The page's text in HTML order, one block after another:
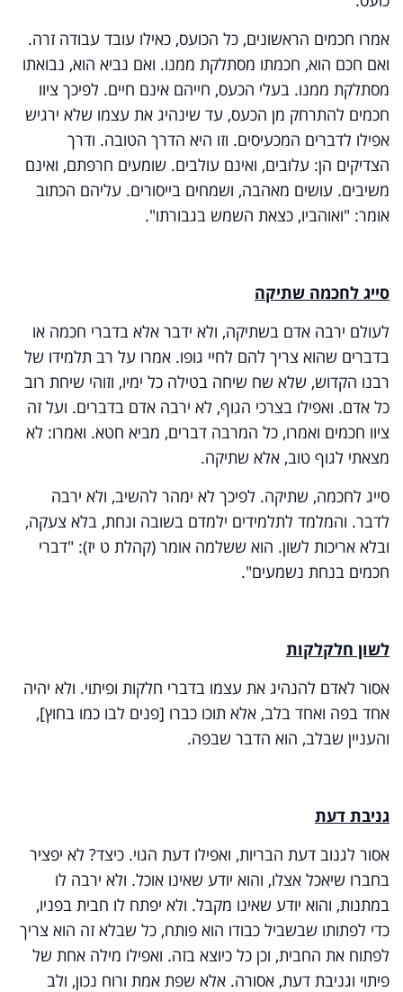
אמרו חכמים הראשונים, כל הכועס, כאילו עובד עבודה זרה.
ואם חכם הוא, חכמתו מסתלקת ממנו. ואם נביא הוא, נבואתו
מסתלקת ממנו. בעלי הכעס, חייהם אינם חיים. לפיכך ציוו
חכמים להתרחק מן הכעס, עד שינהיג את עצמו שלא ירגיש
אפילו לדברים המכעיסים. וזו היא הדרך הטובה. ודרך
הצדיקים הן: עלובים, ואינם עולבים. שומעים חרפתם, ואינם
משיבים. עושים מאהבה, ושמחים בייסורים. עליהם הכתוב
אומר: "ואוהביו, כצאת השמש בגבורתו".
סייג לחכמה שתיקה
לעולם ירבה אדם בשתיקה, ולא ידבר אלא בדברי חכמה או
בדברים שהוא צריך להם לחיי גופו. אמרו על רב תלמידו של
רבנו הקדוש, שלא שח שיחה בטילה כל ימיו, וזוהי שיחת רוב
כל אדם. ואפילו בצרכי הגוף, לא ירבה אדם בדברים. ועל זה
ציוו חכמים ואמרו, כל המרבה דברים, מביא חטא. ואמרו: לא
מצאתי לגוף טוב, אלא שתיקה.
סייג לחכמה, שתיקה. לפיכך לא ימהר להשיב, ולא ירבה
לדבר. והמלמד לתלמידים ילמדם בשובה ונחת, בלא צעקה,
ובלא אריכות לשון. הוא ששלמה אומר (קהלת ט יז): "דברי
חכמים בנחת נשמעים".
לשון חלקלקות
אסור לאדם להנהיג את עצמו בדברי חלקות ופיתוי. ולא יהיה
אחד בפה ואחד בלב, אלא תוכו כברו [פנים לבו כמו בחוץ],
והעניין שבלב, הוא הדבר שבפה.
גניבת דעת
אסור לגנוב דעת הבריות, ואפילו דעת הגוי. כיצד? לא יפציר
בחברו שיאכל אצלו, והוא יודע שאינו אוכל. ולא ירבה לו
במתנות, והוא יודע שאינו מקבל. ולא יפתח לו חבית בפניו,
כדי לפתותו שבשביל כבודו הוא פותח, כל שבלא זה הוא צריך
לפתוח את החבית, וכן כל כיוצא בזה. ואפילו מילה אחת של
פיתוי וגניבת דעת, אסורה. אלא שפת אמת ורוח נכון, ולב